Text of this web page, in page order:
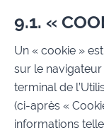
9.1. «
Un « cookie »
sur le navigateur
terminal de
(ci-après «
informations